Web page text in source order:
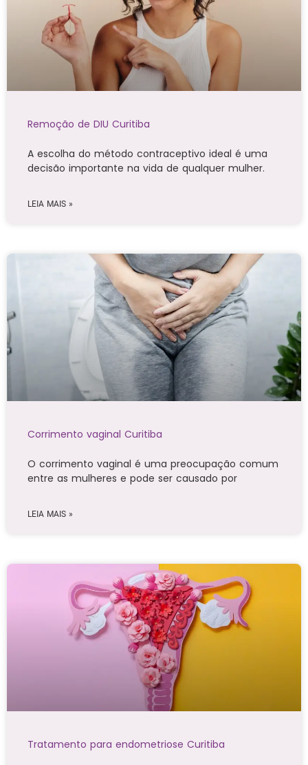
Remoção de DIU Curitiba
A escolha do método contraceptivo ideal é uma
decisão importante na vida de qualquer mulher.
LEIA MAIS »
Corrimento vaginal Curitiba
O corrimento vaginal é uma preocupação comum
entre as mulheres e pode ser causado por
LEIA MAIS »
Tratamento para endometriose Curitiba